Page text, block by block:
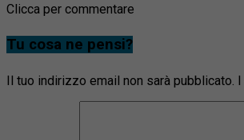
Clicca per commentare
Tu cosa ne pensi?
Il tuo indirizzo email non sarà pubblicato.